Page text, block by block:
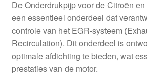
De Onderdrukpijp voor de Citroën
een essentieel onderdeel dat
controle van het EGR-systeem
Recirculation). Dit onderdeel is
optimale afdichting te bieden, wat
prestaties van de motor.